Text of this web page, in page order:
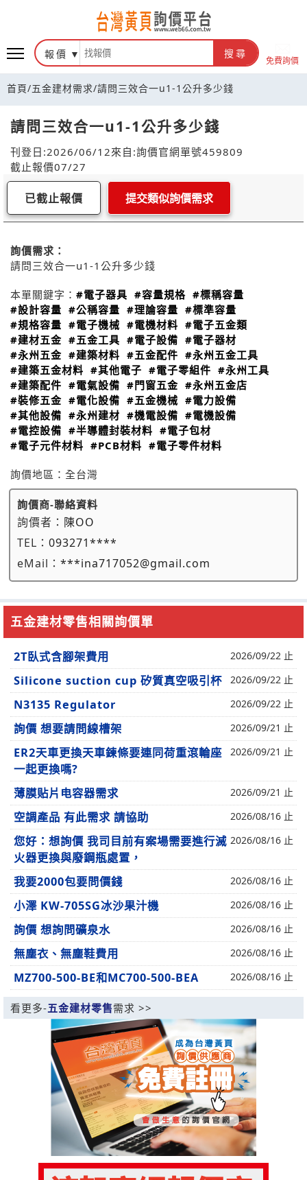
報價 搜尋
免費詢價
首頁/五金建材需求/請問三效合一u1-1公升多少錢
請問三效合一u1-1公升多少錢
刊登日:2026/06/12來自:詢價官網單號459809
截止報價07/27
已截止報價 提交類似詢價需求
詢價需求：
請問三效合一u1-1公升多少錢
本單關鍵字： #電子器具 #容量規格 #標稱容量
#設計容量 #公稱容量 #理論容量 #標準容量
#規格容量 #電子機械 #電機材料 #電子五金類
#建材五金 #五金工具 #電子設備 #電子器材
#永州五金 #建築材料 #五金配件 #永州五金工具
#建築五金材料 #其他電子 #電子零組件 #永州工具
#建築配件 #電氣設備 #門窗五金 #永州五金店
#裝修五金 #電化設備 #五金機械 #電力設備
#其他設備 #永州建材 #機電設備 #電機設備
#電控設備 #半導體封裝材料 #電子包材
#電子元件材料 #PCB材料 #電子零件材料
詢價地區： 全台灣
詢價商-聯絡資料
詢價者： 陳OO
TEL： 093271****
eMail： ***ina717052@gmail.com
五金建材零售相關詢價單
2T臥式含腳架費用 2026/09/22 止
Silicone suction cup 矽質真空吸引杯 2026/09/22 止
N3135 Regulator 2026/09/22 止
詢價 想要請問線槽架 2026/09/21 止
ER2天車更換天車鍊條要連同荷重滾輪座
一起更換嗎?
2026/09/21 止
薄膜贴片电容器需求 2026/09/21 止
空調產品 有此需求 請協助 2026/08/16 止
您好：想詢價 我司目前有案場需要進行滅
火器更換與廢鋼瓶處置，
2026/08/16 止
我要2000包要問價錢 2026/08/16 止
小澤 KW-705SG冰沙果汁機 2026/08/16 止
詢價 想詢問礦泉水 2026/08/16 止
無塵衣、無塵鞋費用 2026/08/16 止
MZ700-500-BE和MC700-500-BEA 2026/08/16 止
看更多-五金建材零售需求 >>